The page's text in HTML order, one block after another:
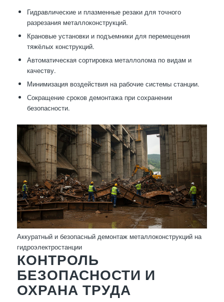
Гидравлические и плазменные резаки для точного
разрезания металлоконструкций.
Крановые установки и подъемники для перемещения
тяжёлых конструкций.
Автоматическая сортировка металлолома по видам и
качеству.
Минимизация воздействия на рабочие системы станции.
Сокращение сроков демонтажа при сохранении
безопасности.
Аккуратный и безопасный демонтаж металлоконструкций на
гидроэлектростанции
КОНТРОЛЬ
БЕЗОПАСНОСТИ И
ОХРАНА ТРУДА